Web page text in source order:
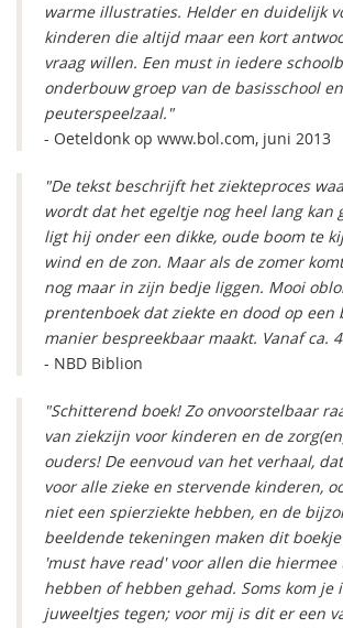
warme illustraties. Helder en duidelijk
kinderen die altijd maar een kort
vraag willen. Een must in iedere
onderbouw groep van de basisschool en
peuterspeelzaal."
- Oeteldonk op www.bol.com, juni 2013
"De tekst beschrijft het ziekteproces
wordt dat het egeltje nog heel lang kan
ligt hij onder een dikke, oude boom te
wind en de zon. Maar als de zomer
nog maar in zijn bedje liggen. Mooi
prentenboek dat ziekte en dood op een
manier bespreekbaar maakt. Vanaf ca.
- NBD Biblion
"Schitterend boek! Zo onvoorstelbaar
van ziekzijn voor kinderen en de
ouders! De eenvoud van het verhaal,
voor alle zieke en stervende kinderen,
niet een spierziekte hebben, en de
beeldende tekeningen maken dit
'must have read' voor allen die hiermee
hebben of hebben gehad. Soms kom je
juweeltjes tegen; voor mij is dit er een